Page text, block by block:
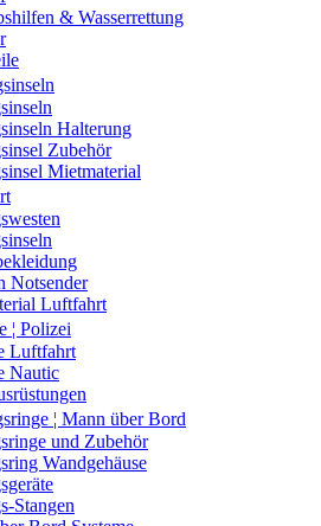
& Wasserrettung
Halterung
Zubehör
Mietmaterial
Notsender
Luftfahrt
¦ Polizei
Luftfahrt
Nautic
¦ Mann über Bord
und Zubehör
Wandgehäuse
Stangen